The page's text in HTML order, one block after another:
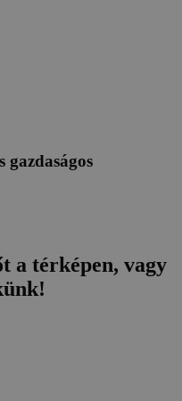
gazdaságos
a térképen, vagy